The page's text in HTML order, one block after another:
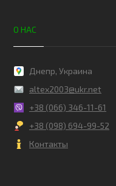
О НАС
Днепр, Украина
altex2003@ukr.net
+38 (066) 346-11-61
+38 (098) 694-99-52
Контакты